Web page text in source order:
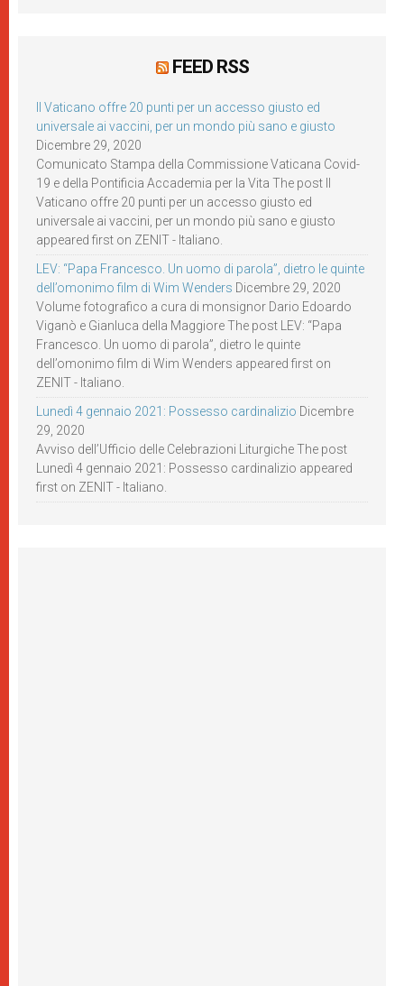
FEED RSS
Il Vaticano offre 20 punti per un accesso giusto ed
universale ai vaccini, per un mondo più sano e giusto
Dicembre 29, 2020
Comunicato Stampa della Commissione Vaticana Covid-
19 e della Pontificia Accademia per la Vita The post Il
Vaticano offre 20 punti per un accesso giusto ed
universale ai vaccini, per un mondo più sano e giusto
appeared first on ZENIT - Italiano.
LEV: “Papa Francesco. Un uomo di parola”, dietro le quinte
dell’omonimo film di Wim Wenders Dicembre 29, 2020
Volume fotografico a cura di monsignor Dario Edoardo
Viganò e Gianluca della Maggiore The post LEV: “Papa
Francesco. Un uomo di parola”, dietro le quinte
dell’omonimo film di Wim Wenders appeared first on
ZENIT - Italiano.
Lunedì 4 gennaio 2021: Possesso cardinalizio Dicembre
29, 2020
Avviso dell’Ufficio delle Celebrazioni Liturgiche The post
Lunedì 4 gennaio 2021: Possesso cardinalizio appeared
first on ZENIT - Italiano.